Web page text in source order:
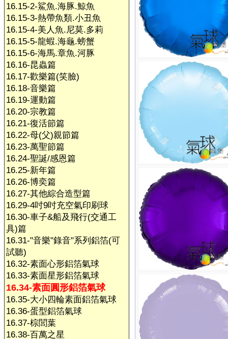
16.15-2-鯊魚.海豚.鯨魚
16.15-3-熱帶魚類.小丑魚
16.15-4-美人魚.尼莫.多莉
16.15-5-龍蝦.海龜.螃蟹
16.15-6-海馬.章魚.河豚
16.16-昆蟲篇
16.17-歡樂篇(笑臉)
16.18-音樂篇
16.19-運動篇
16.20-宗教篇
16.21-復活節篇
16.22-母(父)親節篇
16.23-萬聖節篇
16.24-聖誕/感恩篇
16.25-新年篇
16.26-博奕篇
16.27-其他綜合造型篇
16.29-4吋9吋充空氣印刷球
16.30-車子&船及飛行(交通工
具)篇
16.31-"音樂"錄音"系列鋁箔(可
試聽)
16.32-素面心形鋁箔氣球
16.33-素面星形鋁箔氣球
16.34-素面圓形鋁箔氣球
16.35-大小四輪素面鋁箔氣球
16.36-蛋型鋁箔氣球
16.37-棕閭葉
16.38-百萬之星